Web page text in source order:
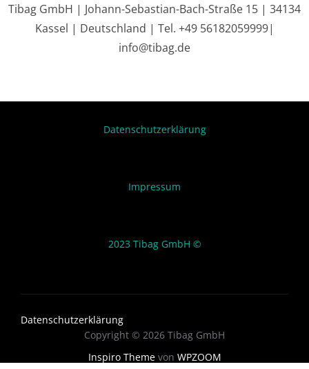
Tibag GmbH | Johann-Sebastian-Bach-Straße 15 | 34134
Kassel | Deutschland | Tel. +49 56182059999|
info@tibag.de
Datenschutzerklärung
Impressum
2023 Tibag GmbH ©
Datenschutzerklärung
Copyright © 2026 Tibag GmbH
Inspiro Themevon WPZOOM